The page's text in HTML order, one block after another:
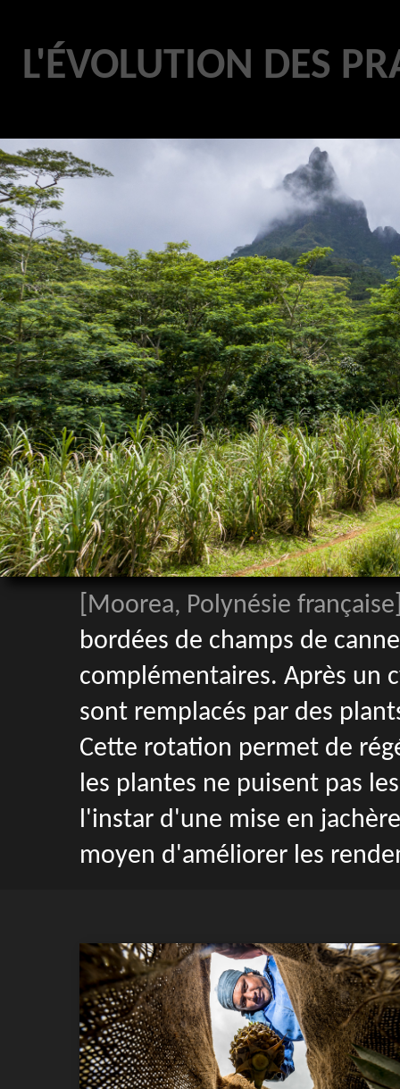
L'ÉVOLUTION DES
[Moorea, Polynésie
bordées de champs de
complémentaires. Après un
sont remplacés par des
Cette rotation permet de
les plantes ne puisent pas
l'instar d'une mise en
moyen d'améliorer les